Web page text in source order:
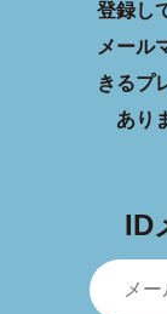
登録し
メール
きるプ
あり
ID